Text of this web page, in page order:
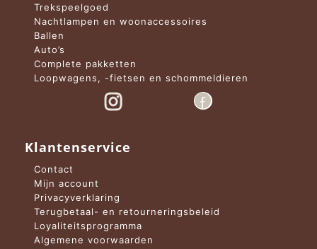
Trekspeelgoed
Nachtlampen en woonaccessoires
Ballen
Auto’s
Complete pakketten
Loopwagens, -fietsen en schommeldieren
Klantenservice
Contact
Mijn account
Privacyverklaring
Terugbetaal- en retourneringsbeleid
Loyaliteitsprogramma
Algemene voorwaarden